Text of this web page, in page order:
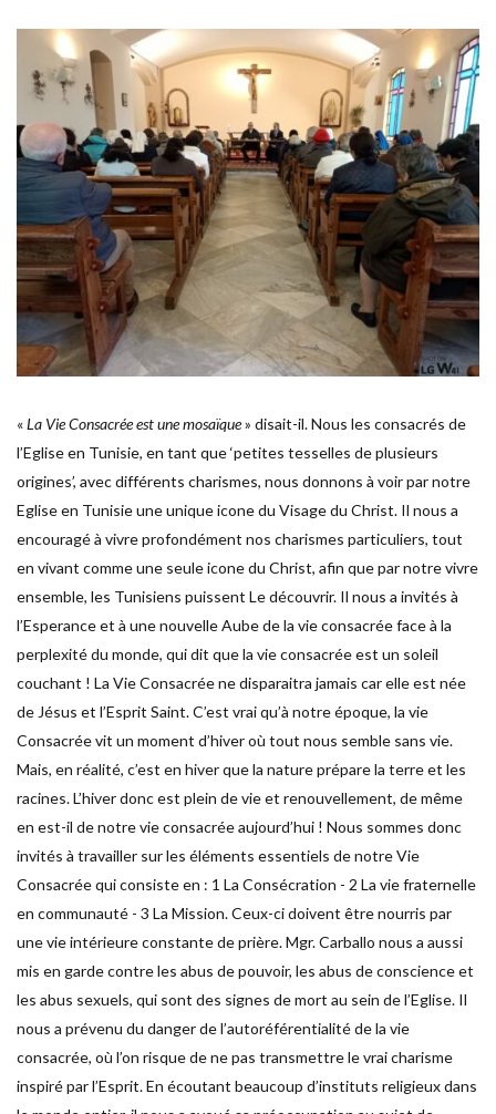
«La Vie Consacrée est une mosaïque» disait-il. Nous les consacrés de
l’Eglise en Tunisie, en tant que ‘petites tesselles de plusieurs
origines’, avec différents charismes, nous donnons à voir par notre
Eglise en Tunisie une unique icone du Visage du Christ. Il nous a
encouragé à vivre profondément nos charismes particuliers, tout
en vivant comme une seule icone du Christ, afin que par notre vivre
ensemble, les Tunisiens puissent Le découvrir. Il nous a invités à
l’Esperance et à une nouvelle Aube de la vie consacrée face à la
perplexité du monde, qui dit que la vie consacrée est un soleil
couchant ! La Vie Consacrée ne disparaitra jamais car elle est née
de Jésus et l’Esprit Saint. C’est vrai qu’à notre époque, la vie
Consacrée vit un moment d’hiver où tout nous semble sans vie.
Mais, en réalité, c’est en hiver que la nature prépare la terre et les
racines. L’hiver donc est plein de vie et renouvellement, de même
en est-il de notre vie consacrée aujourd’hui ! Nous sommes donc
invités à travailler sur les éléments essentiels de notre Vie
Consacrée qui consiste en : 1 La Consécration - 2 La vie fraternelle
en communauté - 3 La Mission. Ceux-ci doivent être nourris par
une vie intérieure constante de prière. Mgr. Carballo nous a aussi
mis en garde contre les abus de pouvoir, les abus de conscience et
les abus sexuels, qui sont des signes de mort au sein de l’Eglise. Il
nous a prévenu du danger de l’autoréférentialité de la vie
consacrée, où l’on risque de ne pas transmettre le vrai charisme
inspiré par l’Esprit. En écoutant beaucoup d’instituts religieux dans